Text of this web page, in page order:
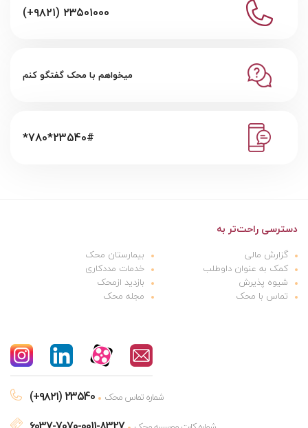
(+۹۸۲۱) ۲۳۵۰۱۰۰۰
میخواهم با محک گفتگو کنم
*780*23540#
دسترسی راحت‌تر به
گزارش مالی
بیمارستان محک
کمک به عنوان داوطلب
خدمات مددکاری
شیوه پذیرش
بازدید ازمحک
تماس با محک
مجله محک
(+۹۸۲۱) 23540 شماره تماس محک